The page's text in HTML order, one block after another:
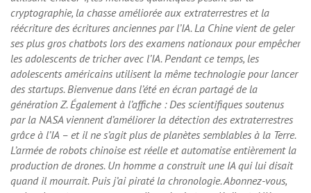
cryptographie, la chasse améliorée aux extraterrestres et la
réécriture des écritures anciennes par l’IA. La Chine vient de geler
ses plus gros chatbots lors des examens nationaux pour empêcher
les adolescents de tricher avec l’IA. Pendant ce temps, les
adolescents américains utilisent la même technologie pour lancer
des startups. Bienvenue dans l’été en écran partagé de la
génération Z. Également à l’affiche : Des scientifiques soutenus
par la NASA viennent d’améliorer la détection des extraterrestres
grâce à l’IA – et il ne s’agit plus de planètes semblables à la Terre.
L’armée de robots chinoise est réelle et automatise entièrement la
production de drones. Un homme a construit une IA qui lui disait
quand il mourrait. Puis j’ai piraté la chronologie. Abonnez-vous,